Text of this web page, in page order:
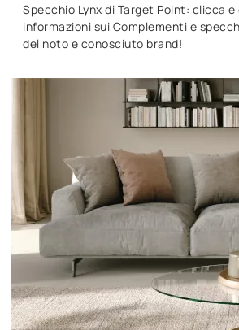
Specchio Lynx di Target Point: clicca
informazioni sui Complementi e
del noto e conosciuto brand!